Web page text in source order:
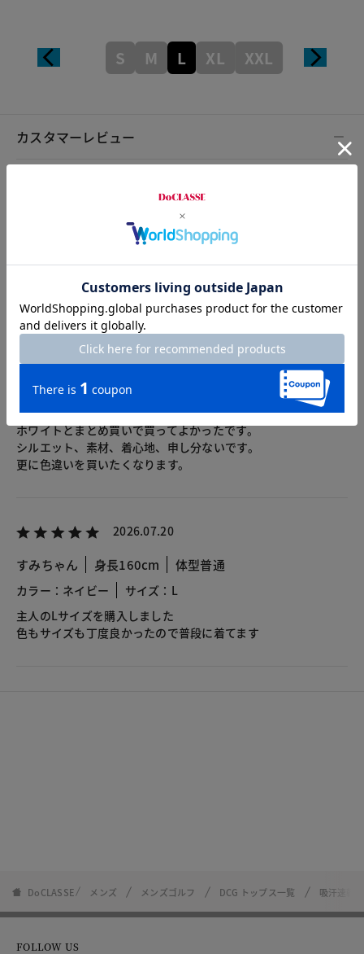
S M L XL XXL
カスタマーレビュー
2レビュー
2026.07.26
カズマー 身長179cm 体型大柄
カラー：ブラック
サイズ：XXL
シンプルかつ素材感もよく、ビジネスでも活用できます。
ホワイトとまとめ買いで買ってよかったです。
シルエット、素材、着心地、申し分ないです。
更に色違いを買いたくなります。
2026.07.20
すみちゃん 身長160cm 体型普通
カラー：ネイビー
サイズ：L
主人のLサイズを購入しました
色もサイズも丁度良かったので普段に着てます
DoCLASSE メンズ メンズゴルフ DCG トップス一覧 吸汗速乾
FOLLOW US